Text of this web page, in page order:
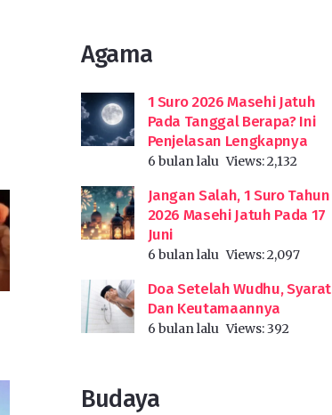
Agama
1 Suro 2026 Masehi Jatuh
Pada Tanggal Berapa? Ini
Penjelasan Lengkapnya
6 bulan lalu Views:2,132
Jangan Salah, 1 Suro Tahun
2026 Masehi Jatuh Pada 17
Juni
6 bulan lalu Views:2,097
Doa Setelah Wudhu, Syarat
Dan Keutamaannya
6 bulan lalu Views:392
Budaya